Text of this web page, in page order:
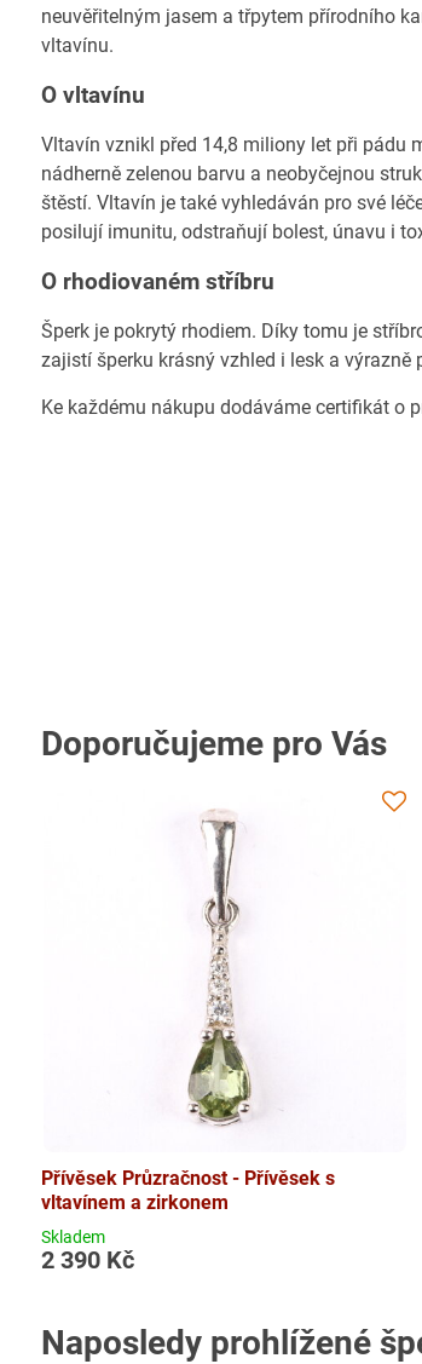
neuvěřitelným jasem a třpytem přírodního
vltavínu.
O vltavínu
Vltavín vznikl před 14,8 miliony let při pádu
nádherně zelenou barvu a neobyčejnou
štěstí. Vltavín je také vyhledáván pro své
posilují imunitu, odstraňují bolest, únavu i
O rhodiovaném stříbru
Šperk je pokrytý rhodiem. Díky tomu je
zajistí šperku krásný vzhled i lesk a výrazně
Ke každému nákupu dodáváme certifikát o
Doporučujeme pro Vás
Přívěsek Průzračnost - Přívěsek s
vltavínem a zirkonem
Skladem
2 390 Kč
Naposledy prohlížené